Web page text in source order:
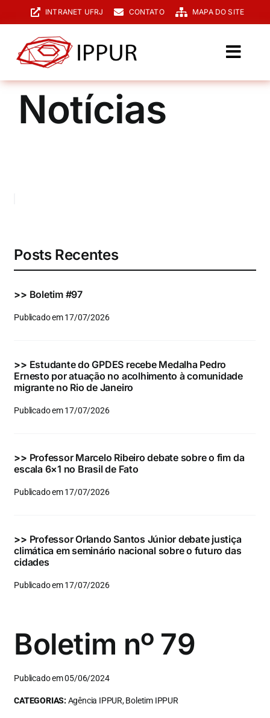
para
conteúdo
INTRANET UFRJ CONTATO MAPA DO SITE
O IPPUR
Graduação
Eventos e Certificados
para:
Notícias
Posts Recentes
>> Boletim #97
Publicado em 17/07/2026
>> Estudante do GPDES recebe Medalha Pedro
Ernesto por atuação no acolhimento à comunidade
migrante no Rio de Janeiro
Publicado em 17/07/2026
>> Professor Marcelo Ribeiro debate sobre o fim da
escala 6×1 no Brasil de Fato
Publicado em 17/07/2026
>> Professor Orlando Santos Júnior debate justiça
climática em seminário nacional sobre o futuro das
cidades
Publicado em 17/07/2026
Boletim nº 79
Publicado em 05/06/2024
CATEGORIAS:Agência IPPUR, Boletim IPPUR